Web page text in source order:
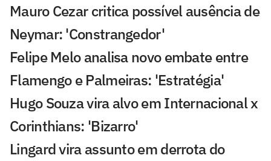
Mauro Cezar critica possível ausência de
Neymar: 'Constrangedor'
Felipe Melo analisa novo embate entre
Flamengo e Palmeiras: 'Estratégia'
Hugo Souza vira alvo em Internacional x
Corinthians: 'Bizarro'
Lingard vira assunto em derrota do